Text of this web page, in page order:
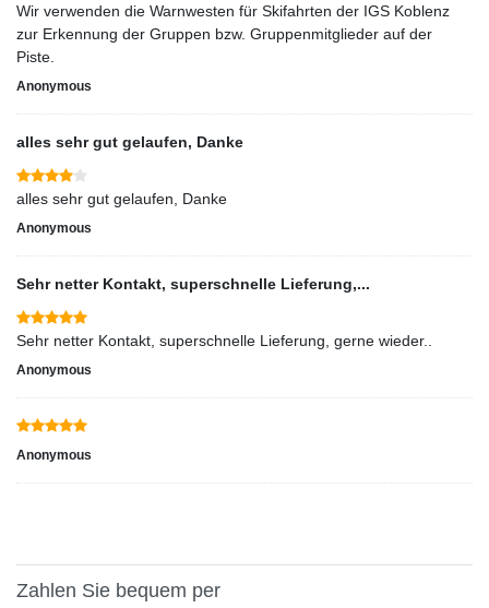
Wir verwenden die Warnwesten für Skifahrten der IGS Koblenz
zur Erkennung der Gruppen bzw. Gruppenmitglieder auf der
Piste.
Anonymous
alles sehr gut gelaufen, Danke
alles sehr gut gelaufen, Danke
Anonymous
Sehr netter Kontakt, superschnelle Lieferung,...
Sehr netter Kontakt, superschnelle Lieferung, gerne wieder..
Anonymous
Anonymous
Zahlen Sie bequem per